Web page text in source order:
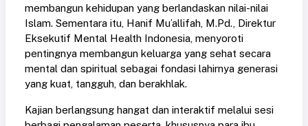
membangun kehidupan yang berlandaskan nilai-nilai
Islam. Sementara itu, Hanif Mu’allifah, M.Pd., Direktur
Eksekutif Mental Health Indonesia, menyoroti
pentingnya membangun keluarga yang sehat secara
mental dan spiritual sebagai fondasi lahirnya generasi
yang kuat, tangguh, dan berakhlak.
Kajian berlangsung hangat dan interaktif melalui sesi